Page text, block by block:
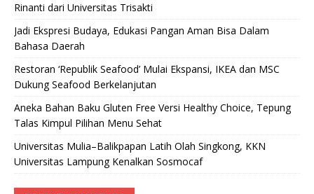
Rinanti dari Universitas Trisakti
Jadi Ekspresi Budaya, Edukasi Pangan Aman Bisa Dalam
Bahasa Daerah
Restoran ‘Republik Seafood’ Mulai Ekspansi, IKEA dan MSC
Dukung Seafood Berkelanjutan
Aneka Bahan Baku Gluten Free Versi Healthy Choice, Tepung
Talas Kimpul Pilihan Menu Sehat
Universitas Mulia–Balikpapan Latih Olah Singkong, KKN
Universitas Lampung Kenalkan Sosmocaf